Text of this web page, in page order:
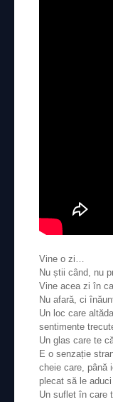
Vine o zi…
Nu știi când, nu
Vine acea zi în
Nu afară, ci
Un loc care
sentimente
Un glas care te
E o senzație
cheie care, până
plecat să le
Un suflet în care